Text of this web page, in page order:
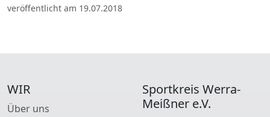
veröffentlicht am 19.07.2018
WIR
Über uns
Sportkreis Werra-
Meißner e.V.